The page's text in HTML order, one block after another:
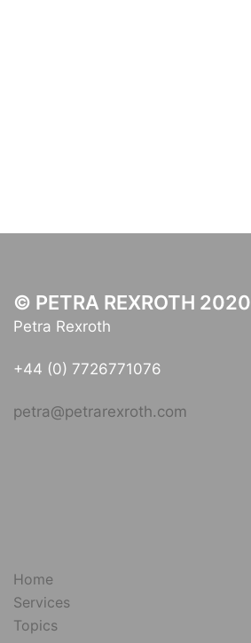
© PETRA REXROTH 2020
Petra Rexroth
+44 (0) 7726771076
petra@petrarexroth.com
Home
Services
Topics